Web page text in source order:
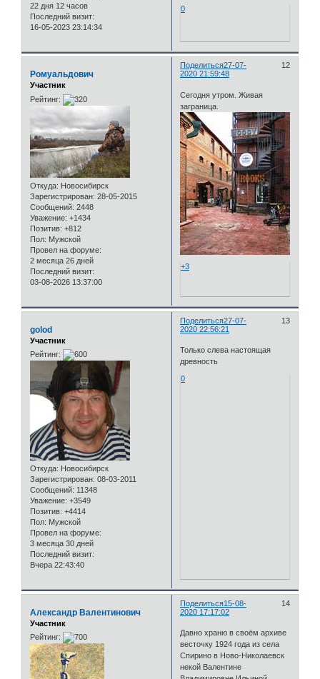
22 дня 12 часов
Последний визит:
16-05-2023 23:14:34
0
Поделиться 12
27-07-
2020 21:59:48
Ромуальдович
Участник
Рейтинг:
Откуда: Новосибирск
Зарегистрирован: 28-05-2015
Сообщений: 2448
Уважение: +1434
Позитив: +812
Пол: Мужской
Провел на форуме:
2 месяца 26 дней
Последний визит:
03-08-2026 13:37:00
Сегодня утром. Живая
заграница.
+3
Поделиться 13
27-07-
2020 22:56:21
golod
Участник
Рейтинг:
Откуда: Новосибирск
Зарегистрирован: 08-03-2011
Сообщений: 11348
Уважение: +3549
Позитив: +4414
Пол: Мужской
Провел на форуме:
3 месяца 30 дней
Последний визит:
Вчера 22:43:40
Только слева настоящая
древность
0
Поделиться 14
15-08-
2020 17:17:02
Александр Валентинович
Участник
Рейтинг:
Давно храню в своём архиве
весточку 1924 года из села
Спирино в Ново-Николаевск
некой Валентине